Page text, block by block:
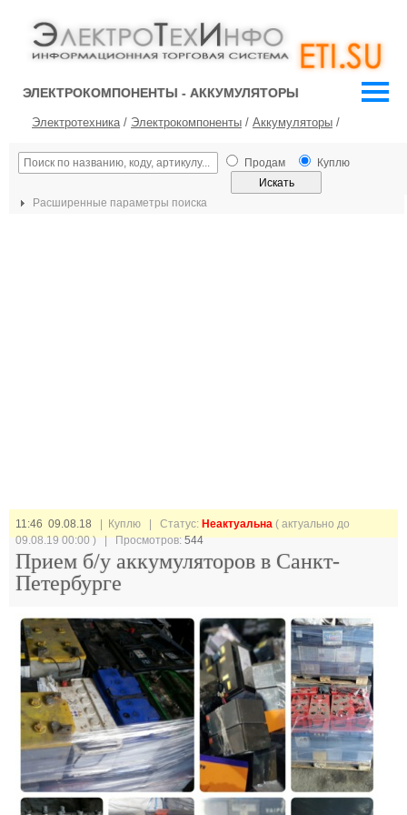
ЭЛЕКТРОКОМПОНЕНТЫ - АККУМУЛЯТОРЫ
Электротехника/ Электрокомпоненты / Аккумуляторы /
Продам Куплю
Расширенные параметры поиска
11:46 09.08.18 | Куплю | Статус: Неактуальна ( актуально до
09.08.19 00:00 ) | Просмотров:544
Прием б/у аккумуляторов в Санкт-
Петербурге